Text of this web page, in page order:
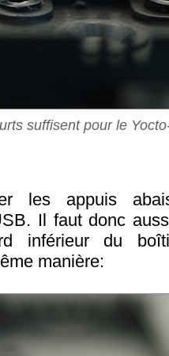
suffisent pour le
les appuis
Il faut donc
inférieur du
manière: